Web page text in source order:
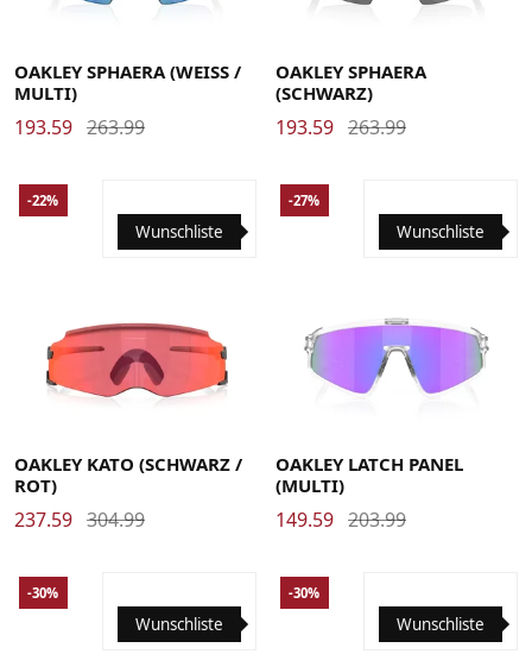
OAKLEY SPHAERA (WEISS /
MULTI)
193.59 263.99
OAKLEY SPHAERA
(SCHWARZ)
193.59 263.99
Wunschliste
-22%
OAKLEY KATO (SCHWARZ /
ROT)
237.59 304.99
Wunschliste
-27%
OAKLEY LATCH PANEL
(MULTI)
149.59 203.99
Wunschliste
-30%
Wunschliste
-30%